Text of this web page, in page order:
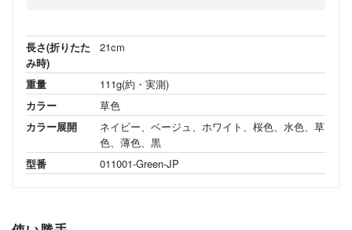
長さ(折りたた
み時)
21cm
重量
111g(約・実測)
カラー
草色
カラー展開
ネイビー、ベージュ、ホワイト、桜色、水色、草
色、薄色、黒
型番
011001-Green-JP